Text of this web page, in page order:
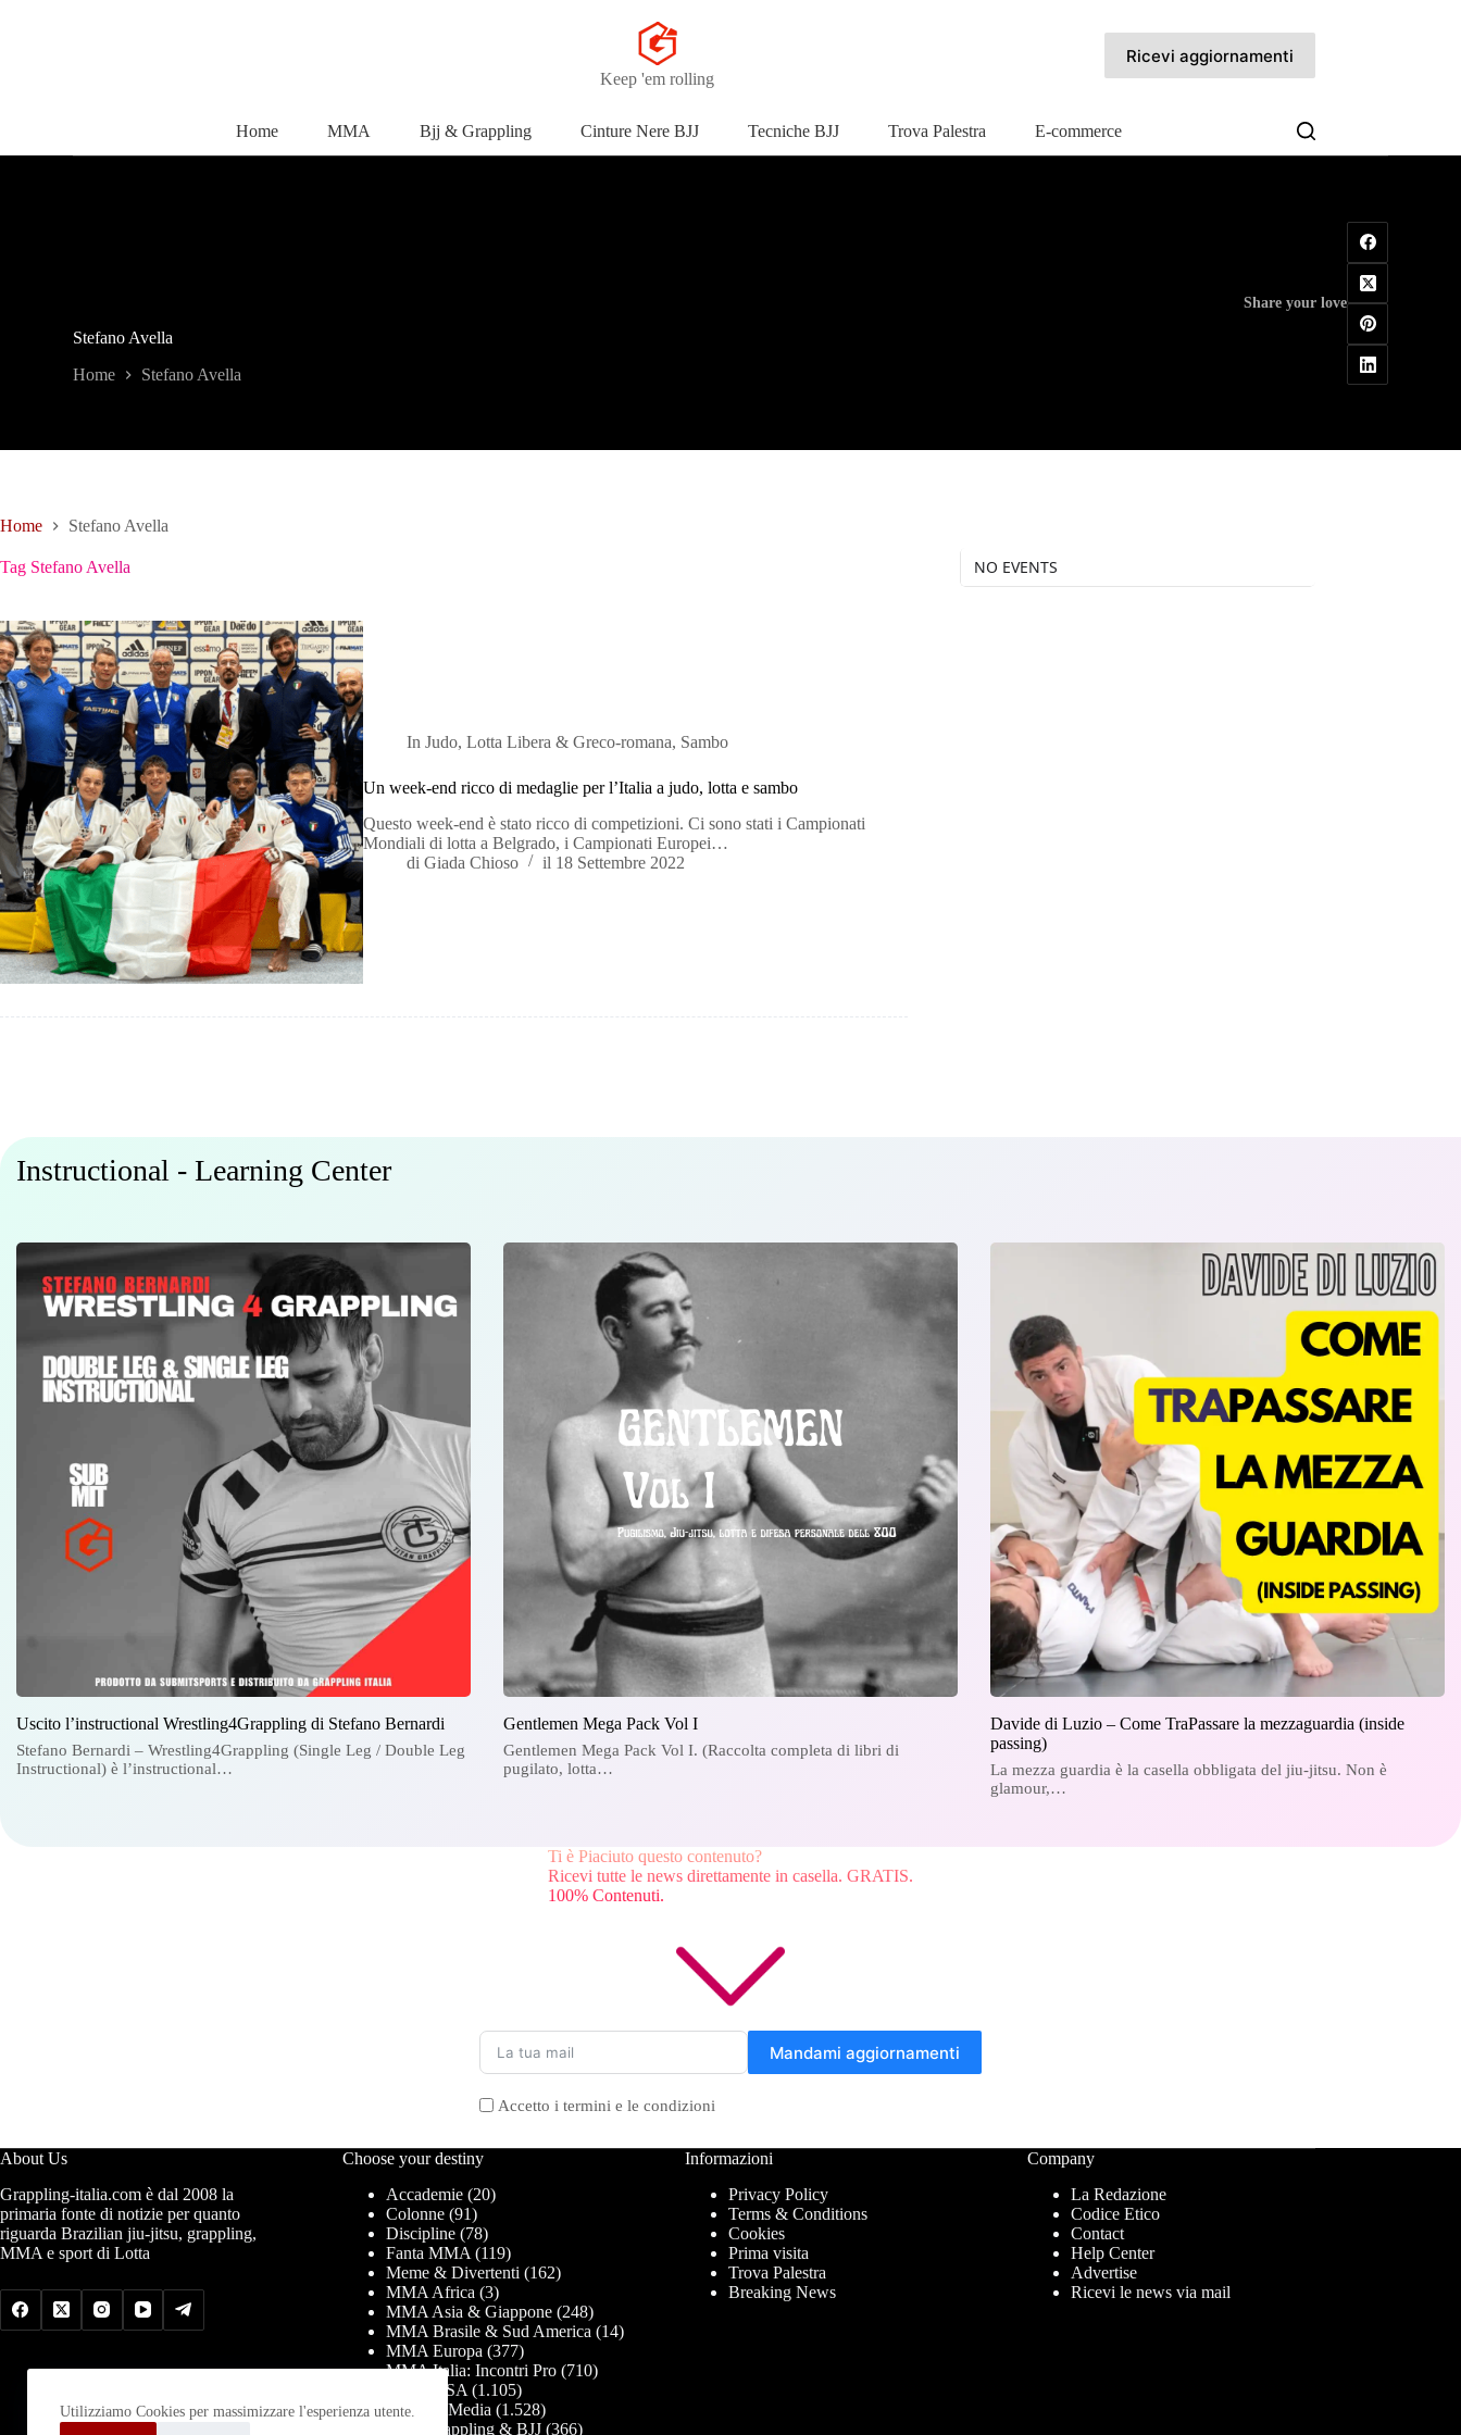
Utilizziamo Cookies per massimizzare l'esperienza utente.
Keep 'em rolling
Ricevi aggiornamenti
Home MMA Bjj & Grappling Cinture Nere BJJ Tecniche BJJ Trova Palestra E-commerce
Stefano Avella
Home Stefano Avella
Share your love
Home Stefano Avella
Tag Stefano Avella
In Judo,Lotta Libera & Greco-romana, Sambo
Un week-end ricco di medaglie per l’Italia a judo, lotta e sambo
Questo week-end è stato ricco di competizioni. Ci sono stati i Campionati
Mondiali di lotta a Belgrado, i Campionati Europei…
di Giada Chioso il 18 Settembre 2022
NO EVENTS
Instructional - Learning Center
Uscito l’instructional Wrestling4Grappling di Stefano Bernardi
Stefano Bernardi – Wrestling4Grappling (Single Leg / Double Leg
Instructional) è l’instructional…
Gentlemen Mega Pack Vol I
Gentlemen Mega Pack Vol I. (Raccolta completa di libri di
pugilato, lotta…
Davide di Luzio – Come TraPassare la mezzaguardia (inside
passing)
La mezza guardia è la casella obbligata del jiu-jitsu. Non è
glamour,…
Ti è Piaciuto questo contenuto?
Ricevi tutte le news direttamente in casella. GRATIS.
100% Contenuti.
Mandami aggiornamenti
Accetto i termini e le condizioni
About Us
Grappling-italia.com è dal 2008 la
primaria fonte di notizie per quanto
riguarda Brazilian jiu-jitsu, grappling,
MMA e sport di Lotta
Choose your destiny
Accademie(20)
Colonne(91)
Discipline(78)
Fanta MMA (119)
Meme & Divertenti (162)
MMA Africa (3)
MMA Asia & Giappone(248)
MMA Brasile & Sud America (14)
MMA Europa (377)
MMA Italia: Incontri Pro(710)
MMA USA (1.105)
News & Media (1.528)
PRO Grappling & BJJ(366)
Informazioni
Privacy Policy
Terms & Conditions
Cookies
Prima visita
Trova Palestra
Breaking News
Company
La Redazione
Codice Etico
Contact
Help Center
Advertise
Ricevi le news via mail